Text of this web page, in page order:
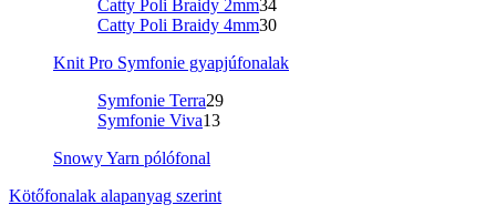
Catty Poli Braidy 2mm34
Catty Poli Braidy 4mm30
Knit Pro Symfonie gyapjúfonalak
Symfonie Terra29
Symfonie Viva13
Snowy Yarn pólófonal
Kötőfonalak alapanyag szerint